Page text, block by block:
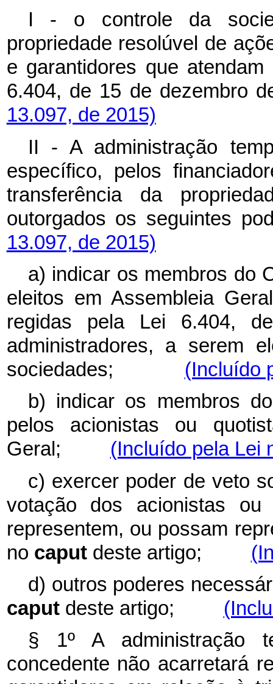
I - o controle da
propriedade resolúvel de
e garantidores que
6.404, de 15 de
13.097, de 2015)
II - A administração
específico, pelos
transferência da
outorgados os
13.097, de 2015)
a) indicar os membros do
eleitos em Assembleia
regidas pela Lei 6.404,
administradores, a serem
sociedades; (Incluído
b) indicar os membros
pelos acionistas ou
Geral; (Incluído pela Lei
c) exercer poder de veto
votação dos acionistas ou
representem, ou possam
no caput deste artigo;
d) outros poderes
caput deste artigo;
§ 1º A administração
concedente não acarretará